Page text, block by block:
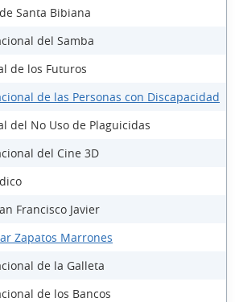
Santa Bibiana
del Samba
de los Futuros
de las Personas con Discapacidad
del No Uso de Plaguicidas
del Cine 3D
Francisco Javier
Zapatos Marrones
de la Galleta
de los Bancos